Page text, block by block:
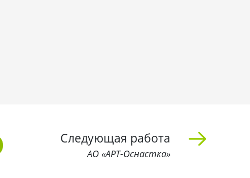
Следующая работа
АО «АРТ-Оснастка»